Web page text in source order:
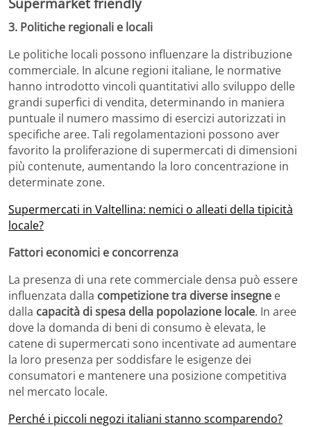
3. Politiche regionali e locali
Le politiche locali possono influenzare la distribuzione
commerciale. In alcune regioni italiane, le normative
hanno introdotto vincoli quantitativi allo sviluppo delle
grandi superfici di vendita, determinando in maniera
puntuale il numero massimo di esercizi autorizzati in
specifiche aree. Tali regolamentazioni possono aver
favorito la proliferazione di supermercati di dimensioni
più contenute, aumentando la loro concentrazione in
determinate zone.
Supermercati in Valtellina: nemici o alleati della tipicità
locale?
Fattori economici e concorrenza
La presenza di una rete commerciale densa può essere
influenzata dalla competizione tra diverse insegne e
dalla capacità di spesa della popolazione locale. In aree
dove la domanda di beni di consumo è elevata, le
catene di supermercati sono incentivate ad aumentare
la loro presenza per soddisfare le esigenze dei
consumatori e mantenere una posizione competitiva
nel mercato locale.
Perché i piccoli negozi italiani stanno scomparendo?